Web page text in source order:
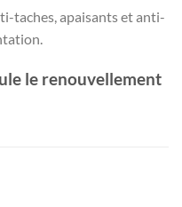
taches, apaisants et anti-
le renouvellement